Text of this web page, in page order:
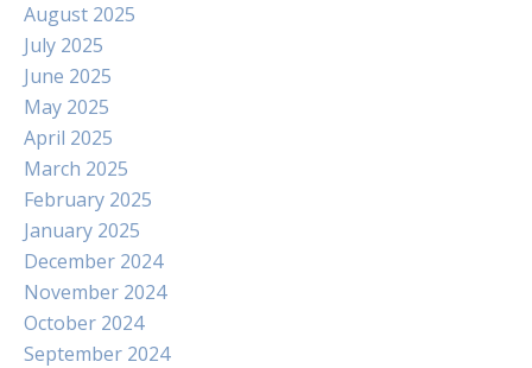
August 2025
July 2025
June 2025
May 2025
April 2025
March 2025
February 2025
January 2025
December 2024
November 2024
October 2024
September 2024